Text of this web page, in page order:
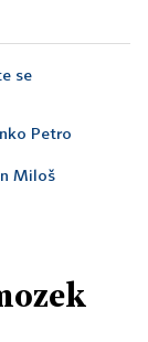
se
Petro
Miloš